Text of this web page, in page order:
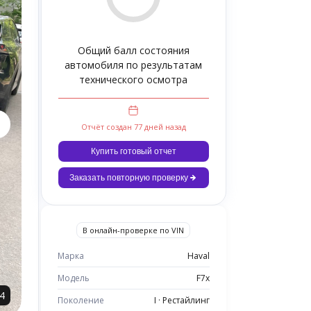
Общий балл состояния
автомобиля по результатам
технического осмотра
Отчёт создан 77 дней назад
Купить готовый отчет
Заказать повторную проверку
В онлайн-проверке по VIN
Марка
Haval
Модель
F7x
Поколение
I · Рестайлинг